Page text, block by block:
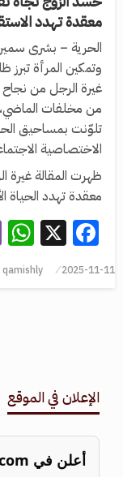
معقدة تهدد
الحرية – بشرى
وتمكين المرأة
غيرة الرجل من
من مخلفات
تلوّنت بمساحيق
الاختصاصية
ظهرت المقالة غيرة
معقدة تهدد الحياة
X
2025-11-11
qamishly
الإعلان في الموقع
أعلن في Qamishly.com